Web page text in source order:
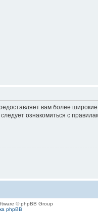
вам более
ознакомиться с
© phpBB Group
phpBB